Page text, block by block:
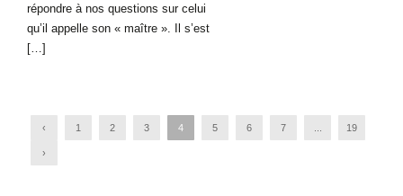
répondre à nos questions sur celui
qu’il appelle son « maître ». Il s’est
[…]
‹ 1 2 3 4 5 6 7 19
›